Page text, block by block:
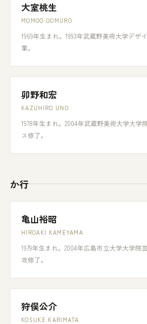
大室桃生
MOMOO OOMURO
1969年生まれ。1993年武蔵野美術大学デザ
業。
卯野和宏
KAZUHIRO UNO
1978年生まれ。2004年武蔵野美術大学大学
ス修了。
か行
亀山裕昭
HIROAKI KAMEYAMA
1979年生まれ。2004年広島市立大学大学院
攻修了。
狩俣公介
KOSUKE KARIMATA